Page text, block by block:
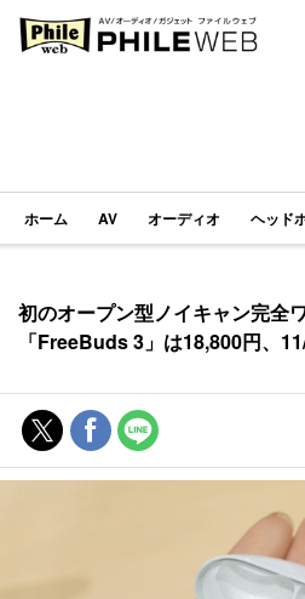
PHILE WEB｜AV/オーディオ/ガ
ホーム AV オーディオ ヘッド
初のオープン型ノイキャン完全
「FreeBuds 3」は18,800円、